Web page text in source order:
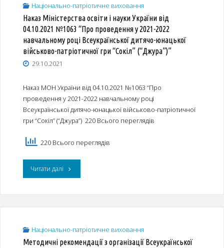
національної
пам’яті"
Національно-патріотичне виховання
Наказ Міністерства освіти і науки України від
04.10.2021 №1063 “Про проведення у 2021-2022
навчальному році Всеукраїнської дитячо-юнацької
військово-патріотичної гри “Сокіл” (“Джура”)”
29.10.2021
Наказ МОН України від 04.10.2021 №1063 “Про
проведення у 2021-2022 навчальному році
Всеукраїнської дитячо-юнацької військово-патріотичної
гри “Сокіл” (“Джура”) 220 Всього переглядів
220 Всього переглядів
Читати далі"Наказ
науки
Національно-патріотичне виховання
Методичні рекомендації з організації Всеукраїнської